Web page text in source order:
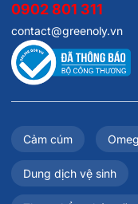
0902 801 311
contact@greenoly.vn
Cảm cúm
Dung dịch vệ sinh